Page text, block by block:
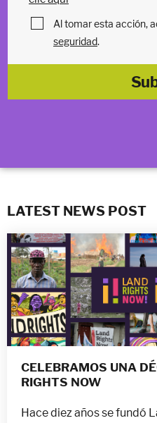
Al tomar esta acción,
seguridad.
LATEST NEWS POST
CELEBRAMOS UNA
RIGHTS NOW
Hace diez años se fundó